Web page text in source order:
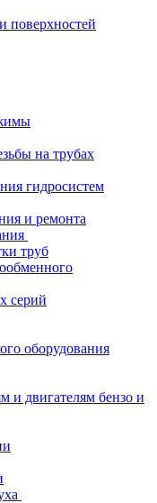
поверхностей
на трубах
гидросистем
и ремонта
труб
серий
оборудования
и двигателям бензо и